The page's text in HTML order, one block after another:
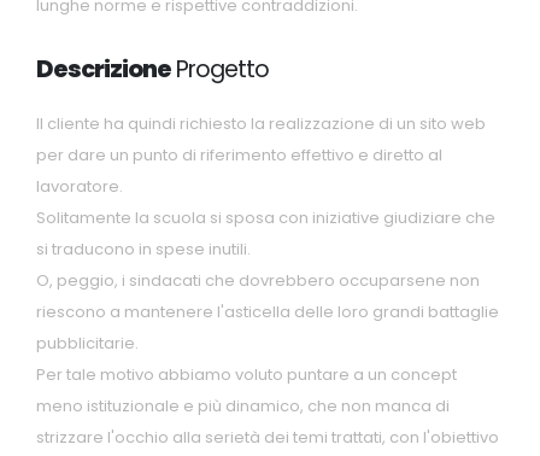
lunghe norme e rispettive contraddizioni.
DescrizioneProgetto
Il cliente ha quindi richiesto la realizzazione di un sito web
per dare un punto di riferimento effettivo e diretto al
lavoratore.
Solitamente la scuola si sposa con iniziative giudiziare che
si traducono in spese inutili.
O, peggio, i sindacati che dovrebbero occuparsene non
riescono a mantenere l'asticella delle loro grandi battaglie
pubblicitarie.
Per tale motivo abbiamo voluto puntare a un concept
meno istituzionale e più dinamico, che non manca di
strizzare l'occhio alla serietà dei temi trattati, con l'obiettivo